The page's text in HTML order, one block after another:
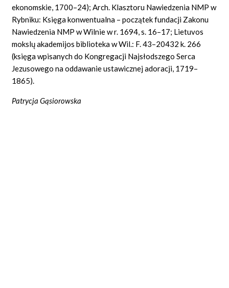
ekonomskie, 1700–24); Arch. Klasztoru Nawiedzenia NMP w
Rybniku: Księga konwentualna – początek fundacji Zakonu
Nawiedzenia NMP w Wilnie w r. 1694, s. 16–17; Lietuvos
mokslų akademijos biblioteka w Wil.: F. 43–20432 k. 266
(księga wpisanych do Kongregacji Najsłodszego Serca
Jezusowego na oddawanie ustawicznej adoracji, 1719–
1865).
Patrycja Gąsiorowska